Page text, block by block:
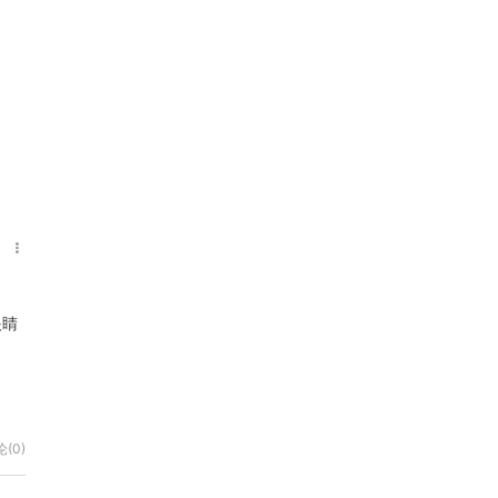
(0)